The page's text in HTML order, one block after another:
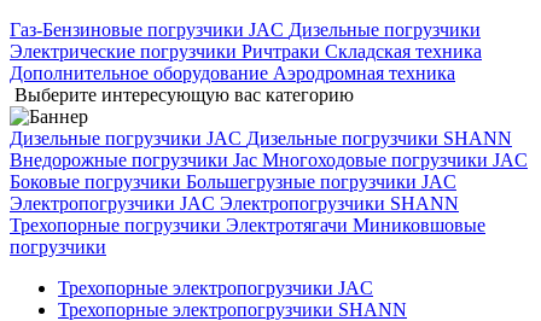
Газ-Бензиновые погрузчики JAC Дизельные погрузчики
Электрические погрузчики Ричтраки Складская техника
Дополнительное оборудование Аэродромная техника
Выберите интересующую вас категорию
Дизельные погрузчики JAC Дизельные погрузчики SHANN
Внедорожные погрузчики Jac Многоходовые погрузчики JAC
Боковые погрузчики Большегрузные погрузчики JAC
Электропогрузчики JAC Электропогрузчики SHANN
Трехопорные погрузчики Электротягачи Миниковшовые
погрузчики
Трехопорные электропогрузчики JAC
Трехопорные электропогрузчики SHANN